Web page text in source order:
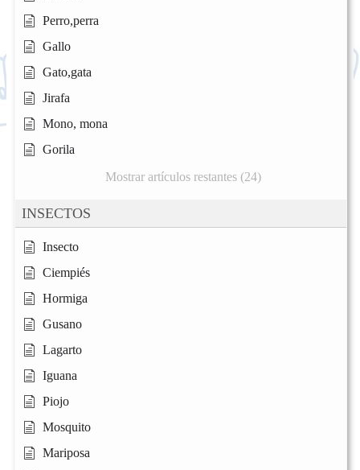
Perro,perra
Gallo
Gato,gata
Jirafa
Mono, mona
Gorila
Mostrar artículos restantes (24)
INSECTOS
Insecto
Ciempiés
Hormiga
Gusano
Lagarto
Iguana
Piojo
Mosquito
Mariposa